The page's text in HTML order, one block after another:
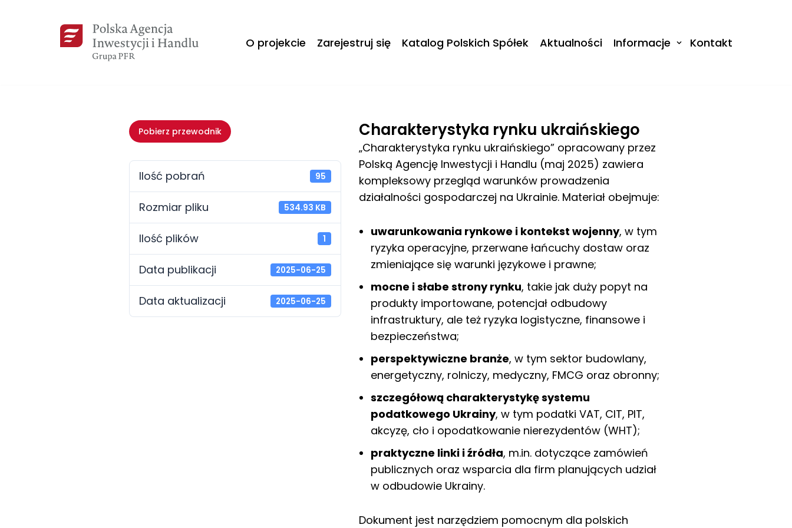
O projekcie Zarejestruj się Katalog Polskich Spółek Aktualności Informacje Kontakt
Pobierz przewodnik
Ilość pobrań 95
Rozmiar pliku 534.93 KB
Ilość plików 1
Data publikacji 2025-06-25
Data aktualizacji 2025-06-25
Charakterystyka rynku ukraińskiego
„Charakterystyka rynku ukraińskiego” opracowany przez
Polską Agencję Inwestycji i Handlu (maj 2025) zawiera
kompleksowy przegląd warunków prowadzenia
działalności gospodarczej na Ukrainie. Materiał obejmuje:
uwarunkowania rynkowe i kontekst wojenny, w tym
ryzyka operacyjne, przerwane łańcuchy dostaw oraz
zmieniające się warunki językowe i prawne;
mocne i słabe strony rynku, takie jak duży popyt na
produkty importowane, potencjał odbudowy
infrastruktury, ale też ryzyka logistyczne, finansowe i
bezpieczeństwa;
perspektywiczne branże, w tym sektor budowlany,
energetyczny, rolniczy, medyczny, FMCG oraz obronny;
szczegółową charakterystykę systemu
podatkowego Ukrainy, w tym podatki VAT, CIT, PIT,
akcyzę, cło i opodatkowanie nierezydentów (WHT);
praktyczne linki i źródła, m.in. dotyczące zamówień
publicznych oraz wsparcia dla firm planujących udział
w odbudowie Ukrainy.
Dokument jest narzędziem pomocnym dla polskich